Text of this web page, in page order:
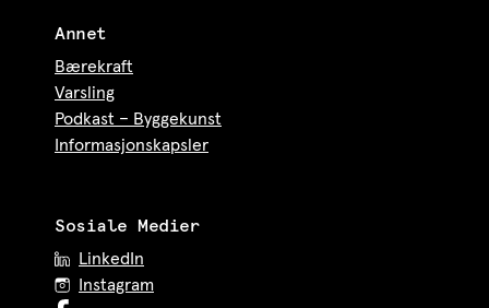
Annet
Bærekraft
Varsling
Podkast – Byggekunst
Informasjonskapsler
Sosiale Medier
LinkedIn
Instagram